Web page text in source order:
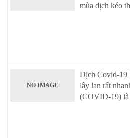
mùa dịch kéo
NO IMAGE
Dịch Covid-19
lây lan rất
(COVID-19) là